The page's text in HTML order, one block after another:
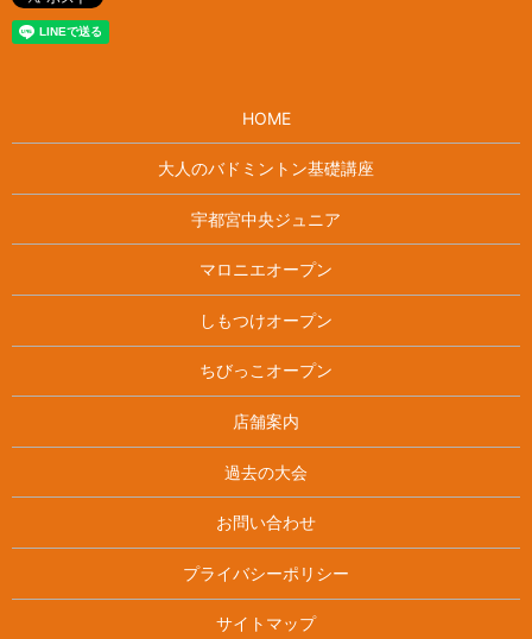
HOME
大人のバドミントン基礎講座
宇都宮中央ジュニア
マロニエオープン
しもつけオープン
ちびっこオープン
店舗案内
過去の大会
お問い合わせ
プライバシーポリシー
サイトマップ